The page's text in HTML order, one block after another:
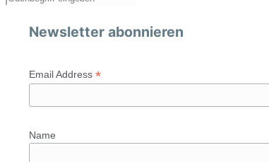
Newsletter abonnieren
Email Address *
Name